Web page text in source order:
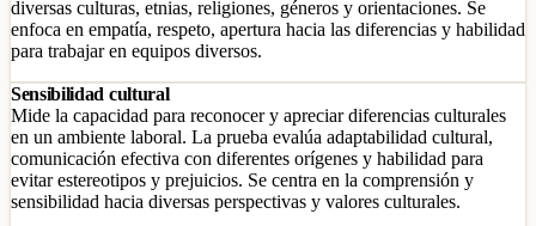
diversas culturas, etnias, religiones, géneros y orientaciones. Se
enfoca en empatía, respeto, apertura hacia las diferencias y habilidad
para trabajar en equipos diversos.
Sensibilidad cultural
Mide la capacidad para reconocer y apreciar diferencias culturales
en un ambiente laboral. La prueba evalúa adaptabilidad cultural,
comunicación efectiva con diferentes orígenes y habilidad para
evitar estereotipos y prejuicios. Se centra en la comprensión y
sensibilidad hacia diversas perspectivas y valores culturales.